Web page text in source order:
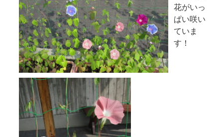
花がいっ
ぱい咲い
ていま
す！